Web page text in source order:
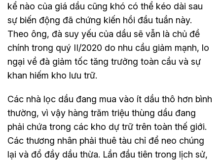
kể nào của giá dầu cũng khó có thể kéo dài sau
sự biến động đã chứng kiến hồi đầu tuần này.
Theo ông, đà suy yếu của dầu sẽ vẫn là chủ đề
chính trong quý II/2020 do nhu cầu giảm mạnh, lo
ngại về đà giảm tốc tăng trưởng toàn cầu và sự
khan hiếm kho lưu trữ.
Các nhà lọc dầu đang mua vào ít dầu thô hơn bình
thường, vì vậy hàng trăm triệu thùng dầu đang
phải chứa trong các kho dự trữ trên toàn thế giới.
Các thương nhân phải thuê tàu chỉ để neo chúng
lại và đổ đầy dầu thừa. Lần đầu tiên trong lịch sử,